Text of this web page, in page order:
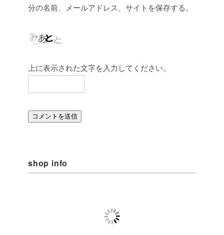
分の名前、メールアドレス、サイトを保存する。
上に表示された文字を入力してください。
shop info